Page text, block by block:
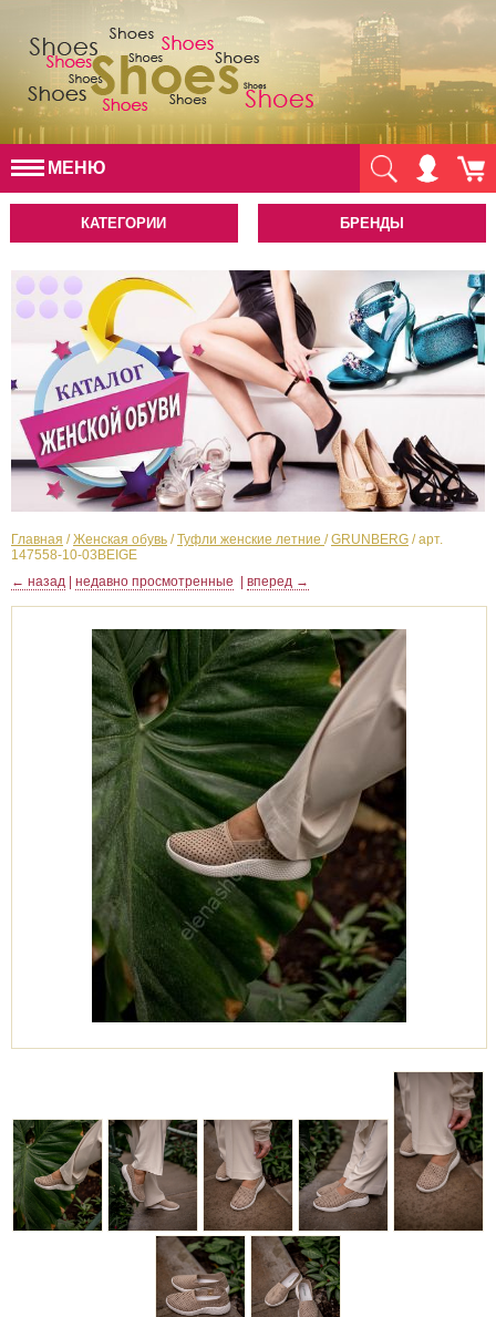
МЕНЮ
КАТЕГОРИИ БРЕНДЫ
Главная /Женская обувь /Туфли женские летние /GRUNBERG /арт.
147558-10-03BEIGE
← назад
недавно просмотренные вперед →